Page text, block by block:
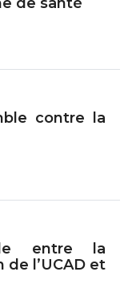
contre la
entre la
l’UCAD et